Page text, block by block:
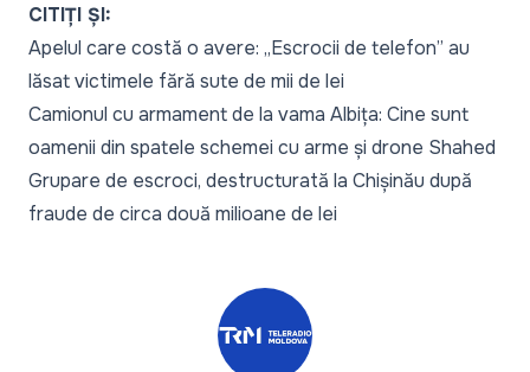
CITIȚI ȘI:
Apelul care costă o avere: „Escrocii de telefon” au
lăsat victimele fără sute de mii de lei
Camionul cu armament de la vama Albița: Cine sunt
oamenii din spatele schemei cu arme și drone Shahed
Grupare de escroci, destructurată la Chișinău după
fraude de circa două milioane de lei